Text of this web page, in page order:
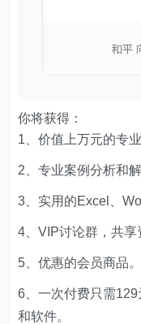
你将获得：
1、价值上万元的专
2、专业案例分析和解
3、实用的Excel、
4、VIP讨论群，共享
5、优惠的会员商品。
6、一次付费只需
和软件。